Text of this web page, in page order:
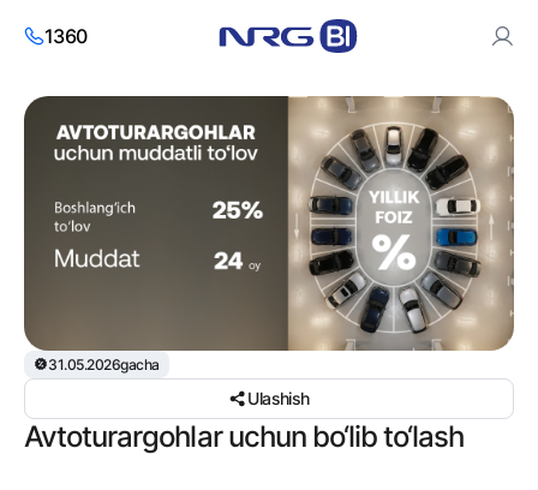
1360
31.05.2026gacha
Ulashish
Avtoturargohlar uchun bo‘lib to‘lash
Saytdan foydalanish orqali siz cookies vashaxsiy ma’lumotlarni
qayta ishlash siyosatigaroziligingizni bildirasiz.
Roziman